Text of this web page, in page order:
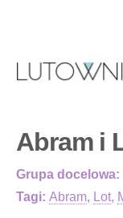
Abram i
Grupa docelowa:
Tagi: Abram, Lot,